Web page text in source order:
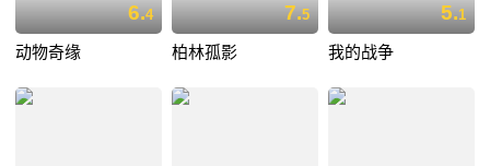
6.4
动物奇缘
7.5
柏林孤影
5.1
我的战争